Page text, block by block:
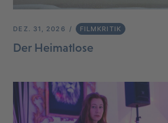
DEZ. 31, 2026 FILMKRITIK
Der Heimatlose